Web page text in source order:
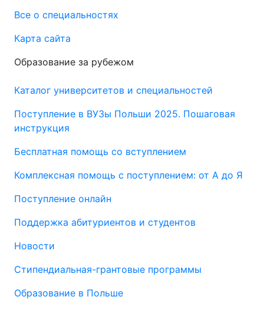
Все о специальностях
Карта сайта
Образование за рубежом
Каталог университетов и специальностей
Поступление в ВУЗы Польши 2025. Пошаговая
инструкция
Бесплатная помощь со вступлением
Комплексная помощь с поступлением: от А до Я
Поступление онлайн
Поддержка абитуриентов и студентов
Новости
Стипендиальная-грантовые программы
Образование в Польше